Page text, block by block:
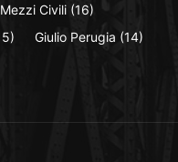
Mezzi Civili (16)
Giulio Perugia (14)